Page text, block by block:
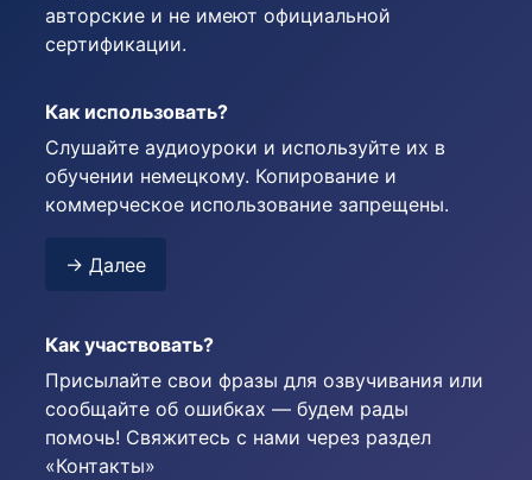
авторские и не имеют официальной
сертификации.
Как использовать?
Слушайте аудиоуроки и используйте их в
обучении немецкому. Копирование и
коммерческое использование запрещены.
→ Далее
Как участвовать?
Присылайте свои фразы для озвучивания или
сообщайте об ошибках — будем рады
помочь! Свяжитесь с нами через раздел
«Контакты»